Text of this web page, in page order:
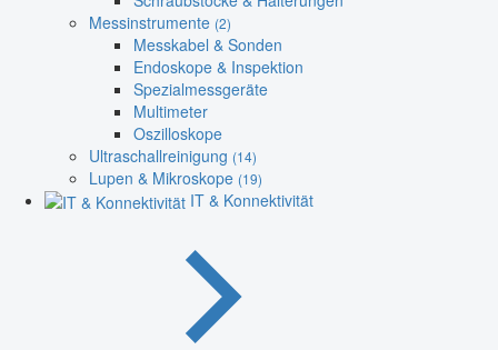
Messinstrumente (2)
Messkabel & Sonden
Endoskope & Inspektion
Spezialmessgeräte
Multimeter
Oszilloskope
Ultraschallreinigung (14)
Lupen & Mikroskope (19)
IT & Konnektivität